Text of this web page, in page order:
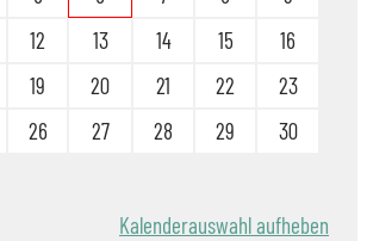
12 13 14 15
16
19 20 21 22
23
26 27 28 29
30
Kalenderauswahl aufheben